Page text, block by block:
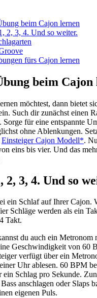
beim Cajon lernen
2, 3, 4. Und so weiter.
fürs Cajon lernen
beim Cajon
möchtest, dann bietet
Such dir zunächst einen
Sorge für eine entspannte
ohne Ablenkungen.
Einsteiger Cajon Modell*.
eins bis vier. Und das
2, 3, 4. Und so
ein Schlaf auf Ihrer Cajon.
Schläge werden als ein
Takt.
du auch ein Metronom
Geschwindigkeit von 60
verfügt über ein
Uhr ablesen. 60 BPM
Schlag pro Sekunde.
anschlagen oder Slaps
eigenen Puls.